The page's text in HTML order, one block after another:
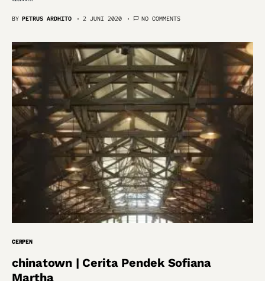
BY PETRUS ARDHITO 2 JUNI 2020 NO COMMENTS
CERPEN
chinatown | Cerita Pendek Sofiana
Martha